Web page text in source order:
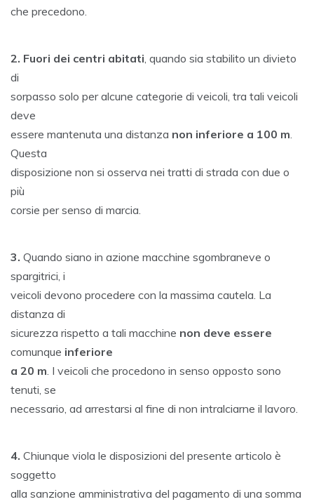
2
che precedono.
2. Fuori dei centri abitati , quando sia stabilito un divieto
di
sorpasso solo per alcune categorie di veicoli, tra tali veicoli
deve
essere mantenuta una distanza non inferiore a 100 m
Questa
disposizione non si osserva nei tratti di strada con due o
più
corsie per senso di marcia.
3. Quando siano in azione macchine sgombraneve o
spargitrici, i
veicoli devono procedere con la massima cautela. La
distanza di
sicurezza rispetto a tali macchine non deve essere
comunque inferiore
a 20 m . I veicoli che procedono in senso opposto sono
tenuti, se
necessario, ad arrestarsi al fine di non intralciarne il lavoro.
4. Chiunque viola le disposizioni del presente articolo è
soggetto
alla sanzione amministrativa del pagamento di una somma